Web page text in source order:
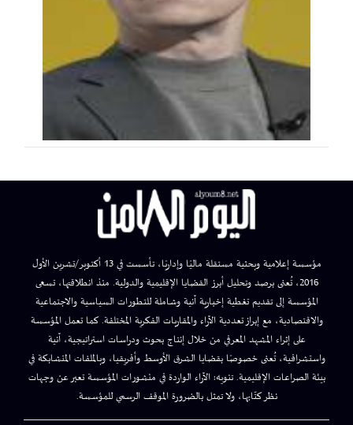
مؤسسة إعلامية وبحثية مستقلة ماليًا وإداريًا، تأسست في 13 أكتوبر/تشرين الأول
2016، تُعنى برصد وتحليل أبرز القضايا الإقليمية والدولية. منذ انطلاقتها، تسعى
المؤسسة إلى تقديم تغطية إخبارية آنية وشاملة للتطورات السياسية والاجتماعية
والاقتصادية، مع إبراز تعددية الآراء والمقاربات الفكرية المختلفة. كما تعمل المؤسسة
على إثراء المشهد المعرفي من خلال إنتاج بحوث ودراسات استراتيجية، آنية
واستشرافية، تُعنى خصوصًا بقضايا الشرق الأوسط وأفريقيا، وبالملفات المتشابكة في
بيئة الصراعات الإقليمية. تنويه: الآراء الواردة في منشورات المؤسسة تعبر عن وجهات
نظر كتّابها، ولا تمثل بالضرورة الموقف الرسمي للمؤسسة.